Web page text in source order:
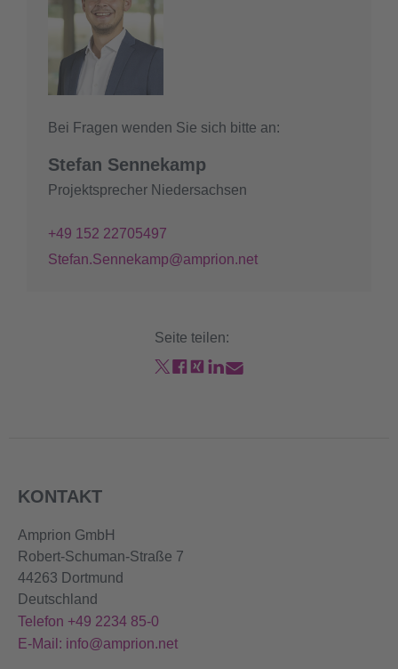
Bei Fragen wenden Sie sich bitte an:
Stefan Sennekamp
Projektsprecher Niedersachsen
+49 152 22705497
Stefan.Sennekamp@amprion.net
Seite teilen:
KONTAKT
Amprion GmbH
Robert-Schuman-Straße 7
44263 Dortmund
Deutschland
Telefon +49 2234 85-0
E-Mail: info@amprion.net